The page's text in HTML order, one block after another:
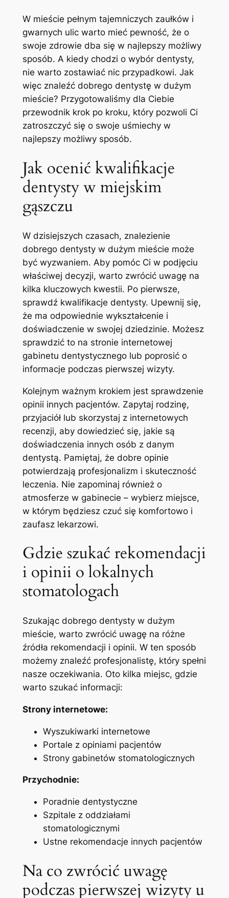
W mieście​ pełnym tajemniczych ‍zaułków ‌i
gwarnych ulic warto mieć pewność, że ‍o
swoje zdrowie dba się w⁢ najlepszy możliwy
sposób. A kiedy chodzi o wybór dentysty,
nie warto zostawiać nic przypadkowi. Jak
więc znaleźć dobrego dentystę w dużym
mieście? Przygotowaliśmy dla Ciebie
przewodnik krok⁣ po kroku, który pozwoli Ci
zatroszczyć‍ się o swoje uśmiechy w
najlepszy ​możliwy sposób.
Jak ocenić kwalifikacje
dentysty w miejskim
gąszczu
W dzisiejszych czasach, znalezienie⁢
dobrego dentysty w ⁢dużym ⁢mieście ​może
być ‍wyzwaniem. Aby pomóc⁤ Ci w podjęciu
właściwej decyzji, warto zwrócić ‌uwagę na
kilka kluczowych kwestii. Po pierwsze,
sprawdź kwalifikacje dentysty. Upewnij się,
że ma odpowiednie wykształcenie i
doświadczenie w swojej dziedzinie. Możesz
sprawdzić to na stronie internetowej
gabinetu dentystycznego lub poprosić o
informacje⁢ podczas pierwszej wizyty.
Kolejnym ważnym krokiem⁤ jest sprawdzenie
opinii‍ innych pacjentów. Zapytaj rodzinę,
przyjaciół lub skorzystaj z‌ internetowych
recenzji, aby dowiedzieć się, jakie są
doświadczenia innych osób ‌z ⁤danym
dentystą. Pamiętaj, że dobre opinie
potwierdzają profesjonalizm‌ i skuteczność
leczenia. Nie zapominaj również o
atmosferze w gabinecie – wybierz miejsce,
w którym będziesz czuć się⁢ komfortowo i
zaufasz ⁤lekarzowi.
Gdzie szukać rekomendacji
i opinii o lokalnych
stomatologach
Szukając dobrego dentysty w dużym
mieście, warto zwrócić uwagę ‌na różne⁤
źródła rekomendacji i opinii. W ten sposób
możemy znaleźć profesjonalistę, który spełni
nasze oczekiwania. Oto kilka miejsc,‌ gdzie
warto szukać informacji:
Strony internetowe:
Wyszukiwarki internetowe
Portale z opiniami pacjentów
Strony gabinetów stomatologicznych
Przychodnie:
Poradnie dentystyczne
Szpitale z oddziałami
stomatologicznymi
Ustne rekomendacje innych pacjentów
Na⁣ co zwrócić⁣ uwagę‍
podczas​ pierwszej ​wizyty u